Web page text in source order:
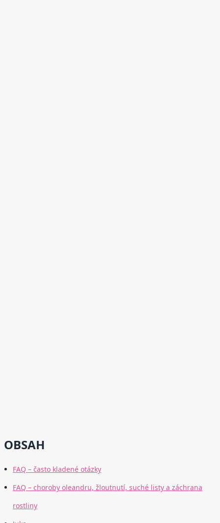
OBSAH
FAQ – často kladené otázky
FAQ – choroby oleandru, žloutnutí, suché listy a záchrana
rostliny